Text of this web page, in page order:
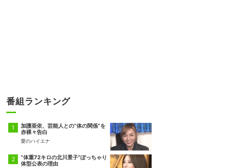
番組ランキング
加護亜依、芸能人との“体の関係”を
赤裸々告白
愛のハイエナ
“体重72キロの北川景子”ぽっちゃり
体型公表の理由